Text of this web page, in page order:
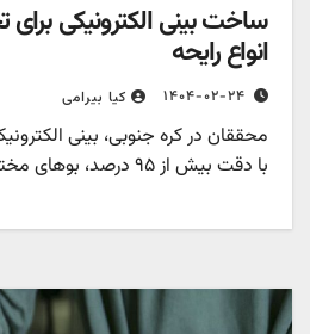
ساخت بینی الکترونیکی
انواع رایحه
۱۴۰۴-۰۲-۲۴ کیا بیرامی
محققان در کره جنوبی، بینی
با دقت بیش از ۹۵ درصد، بوهای مختلف را مشابه با…